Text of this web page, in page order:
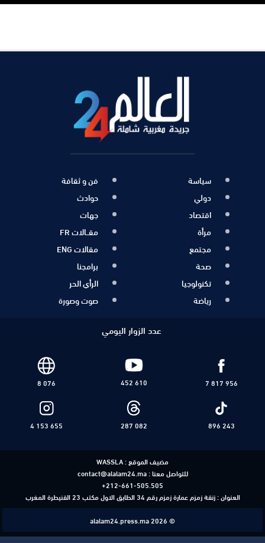
سياسة
دولي
اقتصاد
مرأة
مجتمع
صحة
تكنولوجيا
رياضة
فن و ثقافة
حوادث
جهات
مقــالات FR
مقالات ENG
برامجنا
الرأي الحر
صوت وصورة
عدد الزوار اليومي
7 817 956
452 610
8 076
896 243
287 082
4 153 655
مضيف الموقع :WASSLA
للتواصل معنا :contact@alalam24.ma
+212-661-505.505
العنوان : زنقة زمزم عمارة زمزم رقم 34 الطابق الاول مكتب 23 القنيطرة المغرب
alalam24.press.ma 2026 ©